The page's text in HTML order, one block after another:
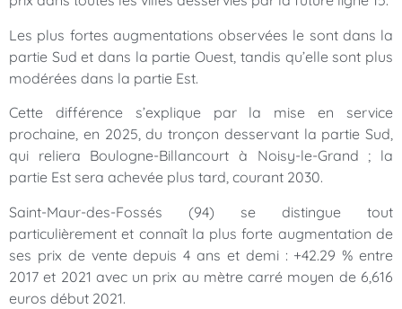
Les plus fortes augmentations observées le sont dans la
partie Sud et dans la partie Ouest, tandis qu’elle sont plus
modérées dans la partie Est.
Cette différence s’explique par la mise en service
prochaine, en 2025, du tronçon desservant la partie Sud,
qui reliera Boulogne-Billancourt à Noisy-le-Grand ; la
partie Est sera achevée plus tard, courant 2030.
Saint-Maur-des-Fossés (94) se distingue tout
particulièrement et connaît la plus forte augmentation de
ses prix de vente depuis 4 ans et demi : +42.29 % entre
2017 et 2021 avec un prix au mètre carré moyen de 6,616
euros début 2021.